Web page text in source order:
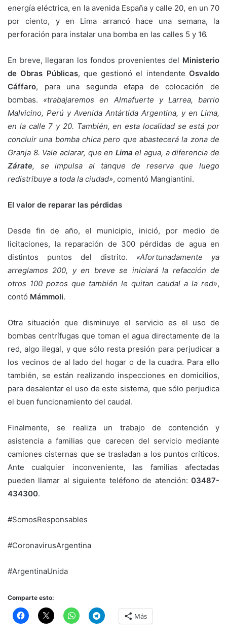
energía eléctrica, en la avenida España y calle 20, en un 70
por ciento, y en Lima arrancó hace una semana, la
perforación para instalar una bomba en las calles 5 y 16.
En breve, llegaran los fondos provenientes del Ministerio
de Obras Públicas, que gestionó el intendenteOsvaldo
Cáffaro, para una segunda etapa de colocación de
bombas. «trabajaremos en Almafuerte y Larrea, barrio
Malvicino, Perú y Avenida Antártida Argentina, y en Lima,
en la calle 7 y 20. También, en esta localidad se está por
concluir una bomba chica pero que abastecerá la zona de
Granja 8. Vale aclarar, que en Lima el agua, a diferencia de
Zárate, se impulsa al tanque de reserva que luego
redistribuye a toda la ciudad», comentó Mangiantini.
El valor de reparar las pérdidas
Desde fin de año, el municipio, inició, por medio de
licitaciones, la reparación de 300 pérdidas de agua en
distintos puntos del distrito. «Afortunadamente ya
arreglamos 200, y en breve se iniciará la refacción de
otros 100 pozos que también le quitan caudal a la red»,
contó Mámmoli.
Otra situación que disminuye el servicio es el uso de
bombas centrífugas que toman el agua directamente de la
red, algo ilegal, y que sólo resta presión para perjudicar a
los vecinos de al lado del hogar o de la cuadra. Para ello
también, se están realizando inspecciones en domicilios,
para desalentar el uso de este sistema, que sólo perjudica
el buen funcionamiento del caudal.
Finalmente, se realiza un trabajo de contención y
asistencia a familias que carecen del servicio mediante
camiones cisternas que se trasladan a los puntos críticos.
Ante cualquier inconveniente, las familias afectadas
pueden llamar al siguiente teléfono de atención: 03487-
434300.
#SomosResponsables
#CoronavirusArgentina
#ArgentinaUnida
Comparte esto:
Más